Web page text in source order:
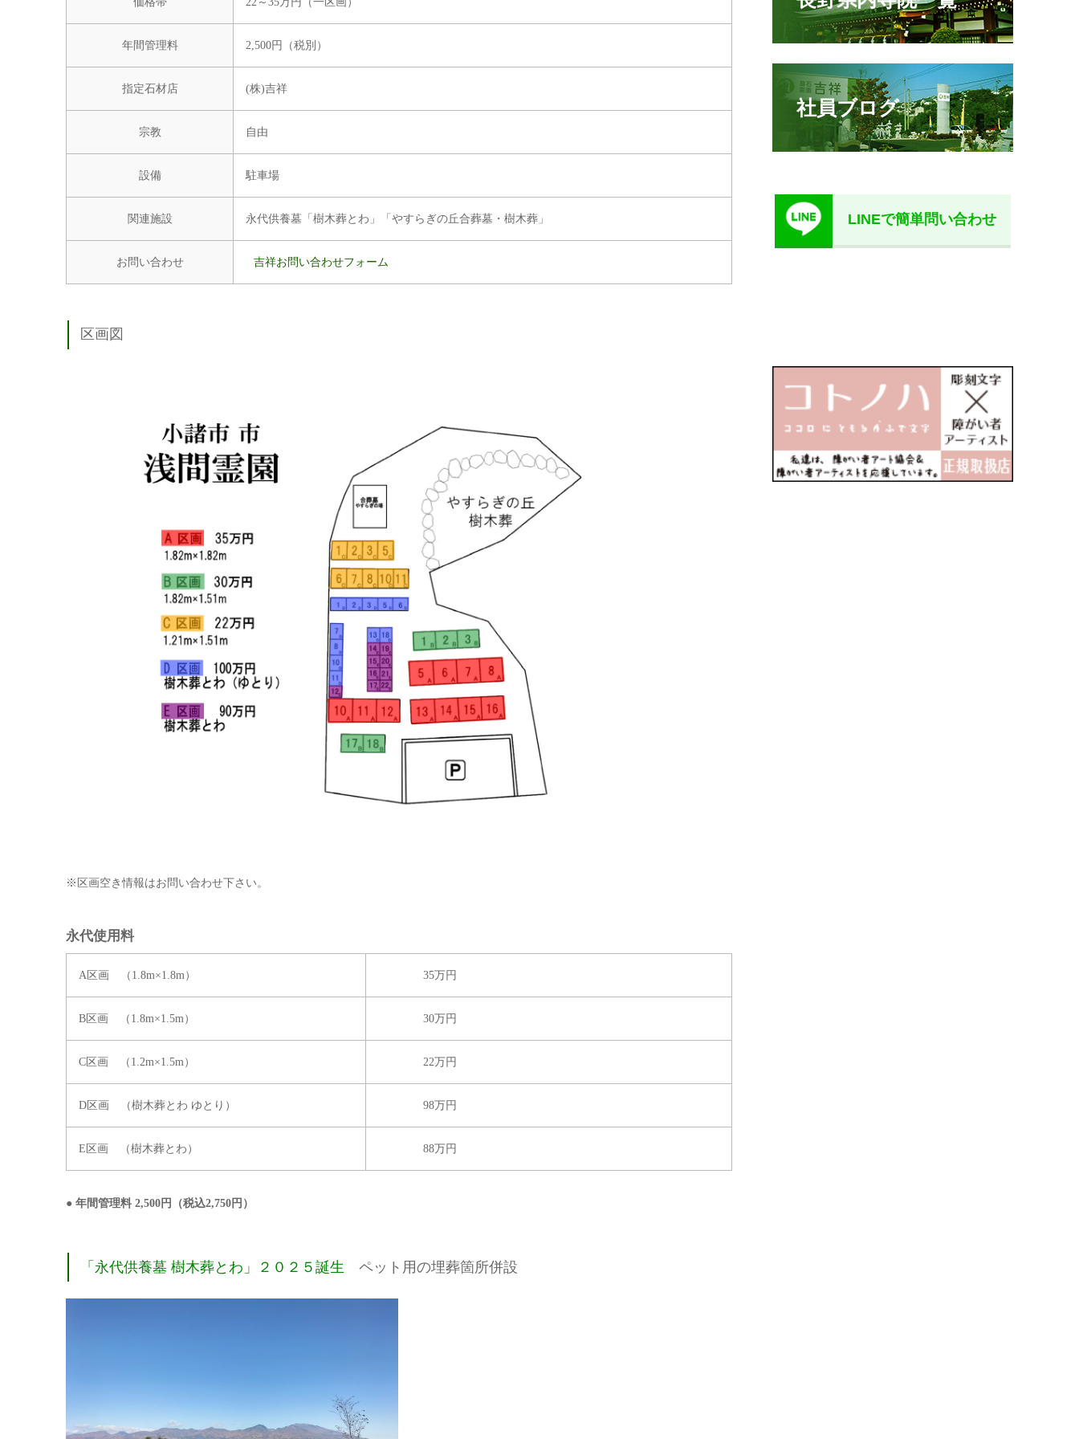
年間管理料 2,500円（税別）
指定石材店 (株)吉祥
宗教 自由
設備 駐車場
関連施設 永代供養墓「樹木葬とわ」「やすらぎの丘合葬墓・樹木葬」
お問い合わせ 吉祥お問い合わせフォーム
区画図
※区画空き情報はお問い合わせ下さい。
永代使用料
A区画 （1.8m×1.8m） 35万円
B区画 （1.8m×1.5m） 30万円
C区画 （1.2m×1.5m） 22万円
D区画 （樹木葬とわ ゆとり） 98万円
E区画 （樹木葬とわ） 88万円
● 年間管理料 2,500円（税込2,750円）
「永代供養墓 樹木葬とわ」２０２５誕生 ペット用の埋葬箇所併設
社員ブログ
LINEで簡単問い合わせ